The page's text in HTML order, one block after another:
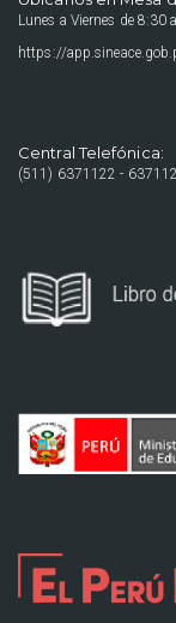
Lunes a Viernes de
https://
Central Telefónica:
(511) 6371122 -